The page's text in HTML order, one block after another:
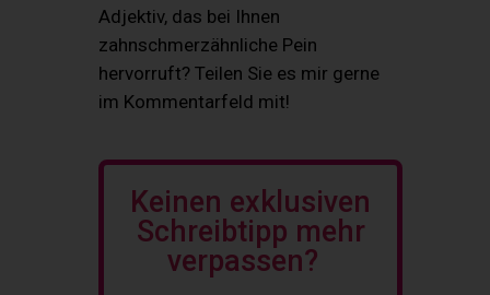
Adjektiv, das bei Ihnen
zahnschmerzähnliche Pein
hervorruft? Teilen Sie es mir gerne
im Kommentarfeld mit!
Keinen exklusiven
Schreibtipp mehr
verpassen?